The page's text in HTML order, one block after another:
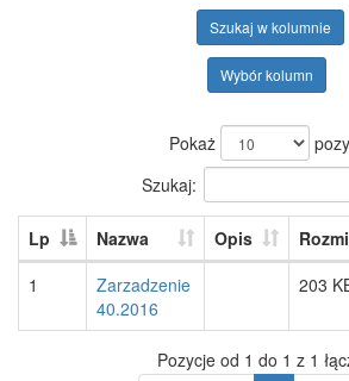
Szukaj w kolumnie
Wybór kolumn
Pokaż
Szukaj:
Lp Nazwa Opis
1
Zarzadzenie
40.2016
203
Pozycje od 1 do 1 z 1